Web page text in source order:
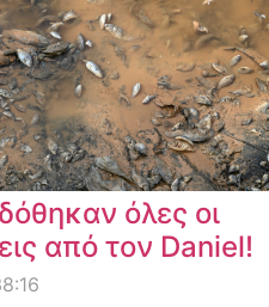
όλες οι
από τον Daniel!